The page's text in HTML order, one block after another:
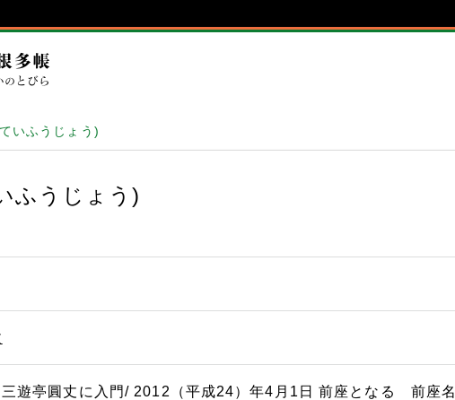
いふうじょう)
ふうじょう)
遊亭圓丈に入門/ 2012（平成24）年4月1日 前座となる 前座名